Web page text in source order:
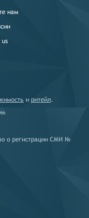
нам
us
и ритейл.
о регистрации СМИ №